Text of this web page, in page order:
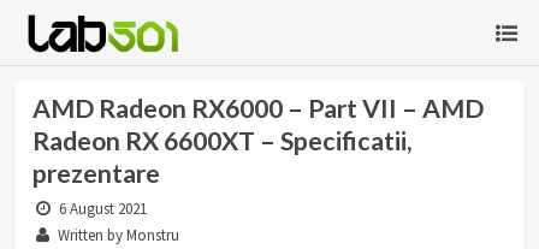
AMD Radeon RX6000 – Part VII – AMD
Radeon RX 6600XT – Specificatii,
prezentare
6 August 2021
Written by Monstru